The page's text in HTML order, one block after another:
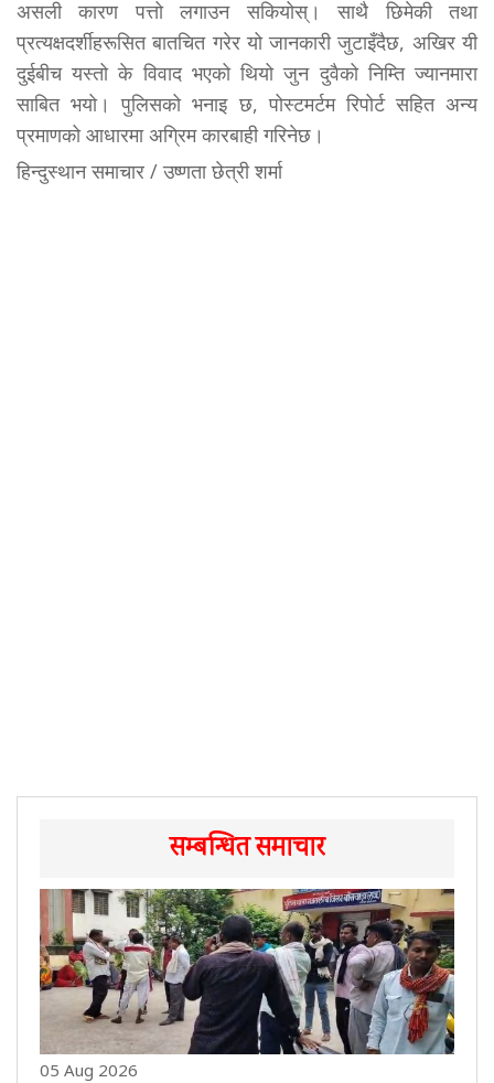
असली कारण पत्तो लगाउन सकियोस्। साथै छिमेकी तथा
प्रत्यक्षदर्शीहरूसित बातचित गरेर यो जानकारी जुटाइँदैछ, अखिर यी
दुईबीच यस्तो के विवाद भएको थियो जुन दुवैको निम्ति ज्यानमारा
साबित भयो। पुलिसको भनाइ छ, पोस्टमर्टम रिपोर्ट सहित अन्य
प्रमाणको आधारमा अग्रिम कारबाही गरिनेछ।
हिन्दुस्थान समाचार / उष्णता छेत्री शर्मा
सम्बन्धित समाचार
05 Aug 2026